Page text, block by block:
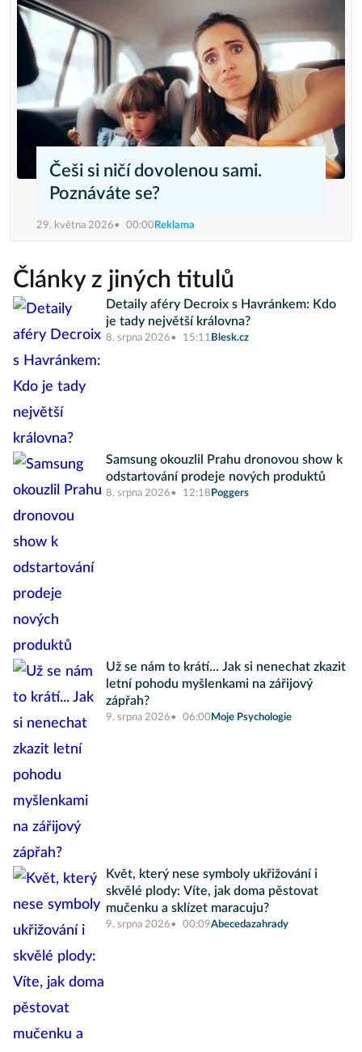
Češi si ničí dovolenou sami.
Poznáváte se?
29. května 2026 00:00 Reklama
Články z jiných titulů
Detaily aféry Decroix s Havránkem: Kdo
je tady největší královna?
8. srpna 2026 15:11 Blesk.cz
Samsung okouzlil Prahu dronovou show k
odstartování prodeje nových produktů
8. srpna 2026 12:18 Poggers
Už se nám to krátí... Jak si nenechat zkazit
letní pohodu myšlenkami na zářijový
zápřah?
9. srpna 2026 06:00 Moje Psychologie
Květ, který nese symboly ukřižování i
skvělé plody: Víte, jak doma pěstovat
mučenku a sklízet maracuju?
9. srpna 2026 00:09Abecedazahrady